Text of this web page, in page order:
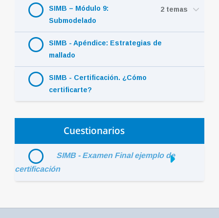
SIMB – Módulo 9:
Submodelado
2 temas
SIMB - Apéndice: Estrategias de
mallado
SIMB - Certificación. ¿Cómo
certificarte?
Cuestionarios
SIMB - Examen Final ejemplo de
certificación